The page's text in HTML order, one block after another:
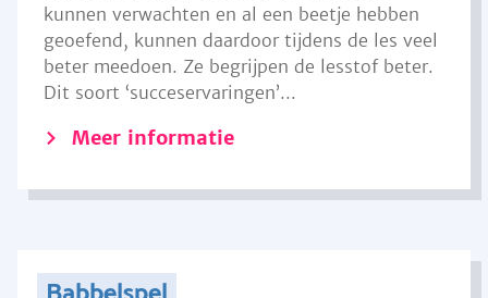
kunnen verwachten en al een beetje hebben
geoefend, kunnen daardoor tijdens de les veel
beter meedoen. Ze begrijpen de lesstof beter.
Dit soort ‘succeservaringen’...
Meer informatie